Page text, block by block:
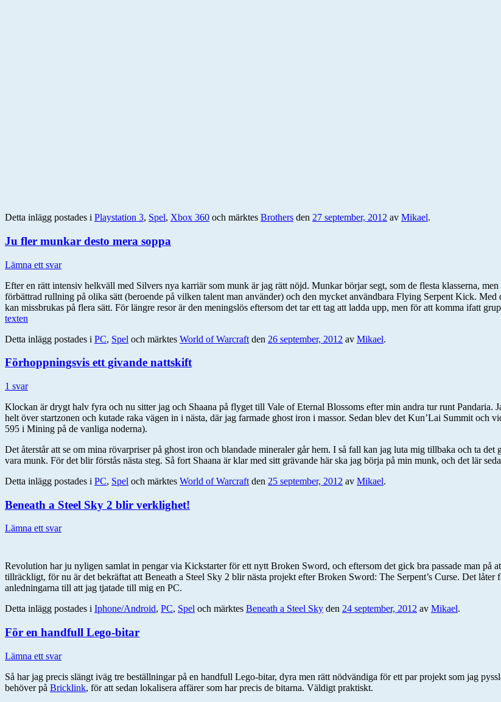
Detta inlägg postades i Playstation 3, Spel, Xbox 360 och märktes Brothers den 27 september, 2012 av Mikael.
Ju fler munkar desto mera soppa
Lämna ett svar
Efter en rätt intensiv helkväll med Silvers nya karriär som munk är jag rätt nöjd. Munkar börjar segt, som de flesta klasserna,
förbättrad rullning på olika sätt (beroende på vilken talent man använder) och den mycket användbara Flying Serpent Kick.
kan missbrukas på flera sätt. För längre resor är den meningslös eftersom det tar ett tag att ladda upp, men för att komma ifatt
texten
Detta inlägg postades i PC, Spel och märktes World of Warcraft den 26 september, 2012 av Mikael.
Förhoppningsvis ett givande nattskift
1 svar
Klockan är drygt halv fyra och nu sitter jag och Shaana på flyget till Vale of Eternal Blossoms efter min andra tur runt Pandaria.
helt över startzonen och kutade raka vägen in i nästa, där jag farmade ghost iron i massor. Sedan blev det Kun’Lai Summit och
595 i Mining på de vanliga noderna).
Det återstår att se om mina rövarpriser på ghost iron och blandade mineraler går hem. I så fall kan jag luta mig tillbaka och ta
vara munk. För det blir förstås nästa steg. Så fort Shaana är klar med sitt grävande här ska jag börja på min munk, och det lär
Detta inlägg postades i PC, Spel och märktes World of Warcraft den 25 september, 2012 av Mikael.
Beneath a Steel Sky 2 blir verklighet!
Lämna ett svar
Revolution har ju nyligen samlat in pengar via Kickstarter för ett nytt Broken Sword, och eftersom det gick bra passade man på
tillräckligt, för nu är det bekräftat att Beneath a Steel Sky 2 blir nästa projekt efter Broken Sword: The Serpent’s Curse. Det
anledningarna till att jag tjatade till mig en PC.
Detta inlägg postades i Iphone/Android, PC, Spel och märktes Beneath a Steel Sky den 24 september, 2012 av Mikael.
För en handfull Lego-bitar
Lämna ett svar
Så har jag precis slängt iväg tre beställningar på en handfull Lego-bitar, dyra men rätt nödvändiga för ett par projekt som jag
behöver på Bricklink, för att sedan lokalisera affärer som har precis de bitarna. Väldigt praktiskt.